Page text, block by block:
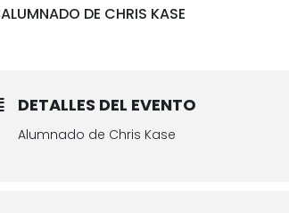
ALUMNADO DE CHRIS KASE
DETALLES DEL EVENTO
Alumnado de Chris Kase